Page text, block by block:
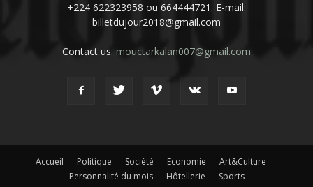
+224 622323958 ou 664444721. E-mail:
billetdujour2018@gmail.com
Contact us: mouctarkalan007@gmail.com
Accueil Politique Société Economie
Art&Culture
Personnalité du mois
Hôtellerie Sports